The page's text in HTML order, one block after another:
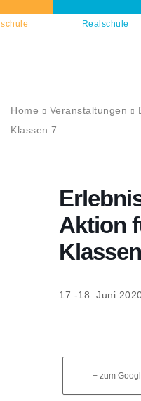
Realschule
Home Veranstaltungen
Klassen 7
Aktion
17.-18. Juni
+ zum